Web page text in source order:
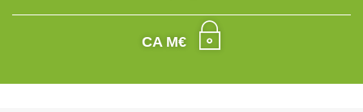
CA M€